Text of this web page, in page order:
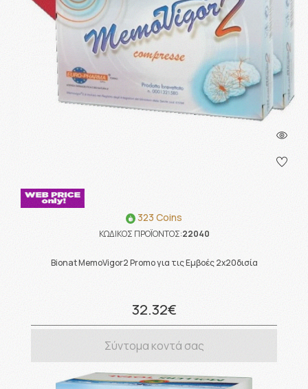
323 Coins
ΚΩΔΙΚΟΣ ΠΡΟΪΟΝΤΟΣ:22040
Bionat MemoVigor2 Promo για τις Εμβοές 2x20δισία
32.32€
Σύντομα κοντά σας